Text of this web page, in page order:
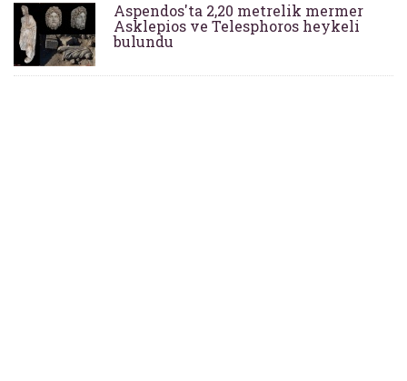
Aspendos'ta 2,20 metrelik mermer
Asklepios ve Telesphoros heykeli
bulundu